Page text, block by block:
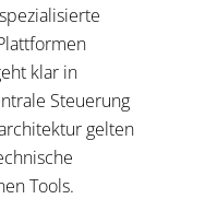
klar in
Steuerung
gelten
Tools.